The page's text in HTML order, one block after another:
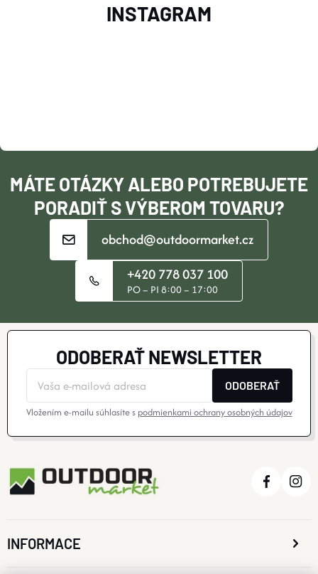
T
MÁTE OTÁZKY ALEBO POTREBUJETE
PORADIŤ S VÝBEROM TOVARU?
obchod@outdoormarket.cz
+420 778 037 100
PO – PI 8:00 – 17:00
INSTAGRAM
ODOBERAŤ NEWSLETTER
ODOBERAŤ
Vložením e-mailu súhlasíte s podmienkami ochrany osobných údajov
INFORMACE